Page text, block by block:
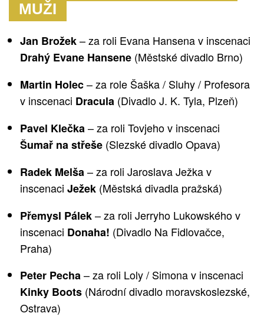
MUŽI
Jan Brožek– za roli Evana Hansena v inscenaci
Drahý Evane Hansene (Městské divadlo Brno)
Martin Holec– za role Šaška / Sluhy / Profesora
v inscenaci Dracula (Divadlo J. K. Tyla, Plzeň)
Pavel Klečka– za roli Tovjeho v inscenaci
Šumař na střeše (Slezské divadlo Opava)
Radek Melša– za roli Jaroslava Ježka v
inscenaci Ježek (Městská divadla pražská)
Přemysl Pálek– za roli Jerryho Lukowského v
inscenaci Donaha! (Divadlo Na Fidlovačce,
Praha)
Peter Pecha– za roli Loly / Simona v inscenaci
Kinky Boots (Národní divadlo moravskoslezské,
Ostrava)